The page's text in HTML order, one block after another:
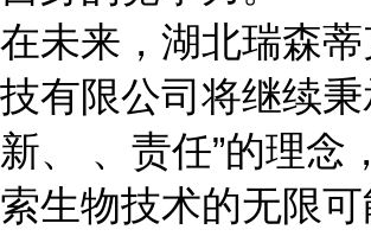
在未来，湖北瑞森
技有限公司将继续秉
新、 、责任”的理念
索生物技术的无限可